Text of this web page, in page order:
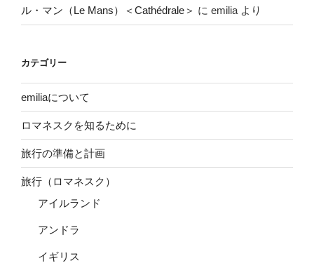
ル・マン（Le Mans）＜Cathédrale＞ に emilia より
カテゴリー
emiliaについて
ロマネスクを知るために
旅行の準備と計画
旅行（ロマネスク）
アイルランド
アンドラ
イギリス